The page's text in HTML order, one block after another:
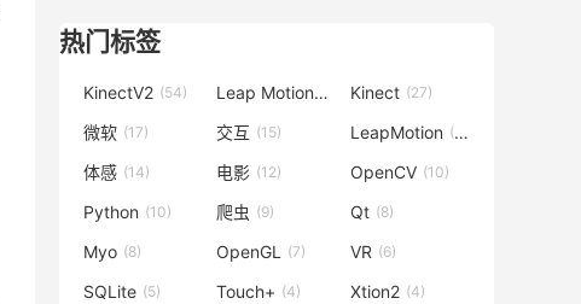
热门标签
KinectV2 (54) Leap Motion(42) Kinect (27)
微软 (17) 交互 (15) LeapMotion (15)
体感 (14) 电影 (12) OpenCV (10)
Python (10) 爬虫 (9) Qt (8)
Myo (8) OpenGL (7) VR (6)
SQLite (5) Touch+ (4) Xtion2 (4)